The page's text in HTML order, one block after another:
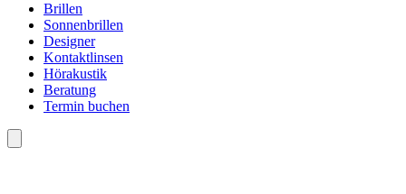
Brillen
Sonnenbrillen
Designer
Kontaktlinsen
Hörakustik
Beratung
Termin buchen